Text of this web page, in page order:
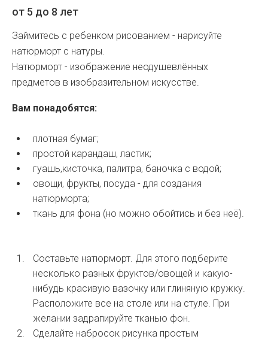
от 5 до 8 лет
Займитесь с ребенком рисованием - нарисуйте
натюрморт с натуры.
Натюрморт - изображение неодушевлённых
предметов в изобразительном искусстве.
Вам понадобятся:
плотная бумаг;
простой карандаш, ластик;
гуашь,кисточка, палитра, баночка с водой;
овощи, фрукты, посуда - для создания
натюрморта;
ткань для фона (но можно обойтись и без неё).
Составьте натюрморт. Для этого подберите
несколько разных фруктов/овощей и какую-
нибудь красивую вазочку или глиняную кружку.
Расположите все на столе или на стуле. При
желании задрапируйте тканью фон.
Сделайте набросок рисунка простым